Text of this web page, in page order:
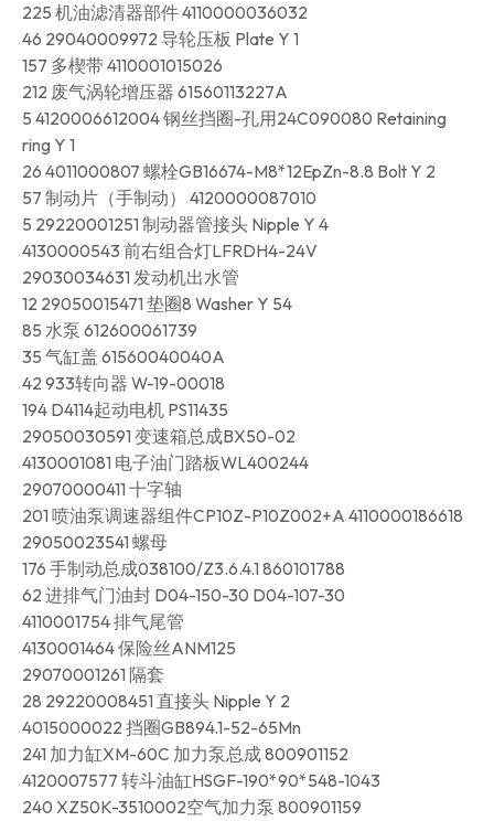
225 机油滤清器部件 4110000036032
46 29040009972 导轮压板 Plate Y 1
157 多楔带 4110001015026
212 废气涡轮增压器 61560113227A
5 4120006612004 钢丝挡圈-孔用24C090080 Retaining
ring Y 1
26 4011000807 螺栓GB16674-M8*12EpZn-8.8 Bolt Y 2
57 制动片（手制动） 4120000087010
5 29220001251 制动器管接头 Nipple Y 4
4130000543 前右组合灯LFRDH4-24V
29030034631 发动机出水管
12 29050015471 垫圈8 Washer Y 54
85 水泵 612600061739
35 气缸盖 61560040040A
42 933转向器 W-19-00018
194 D4114起动电机 PS11435
29050030591 变速箱总成BX50-02
4130001081 电子油门踏板WL400244
29070000411 十字轴
201 喷油泵调速器组件CP10Z-P10Z002+A 4110000186618
29050023541 螺母
176 手制动总成038100/Z3.6.4.1 860101788
62 进排气门油封 D04-150-30 D04-107-30
4110001754 排气尾管
4130001464 保险丝ANM125
29070001261 隔套
28 29220008451 直接头 Nipple Y 2
4015000022 挡圈GB894.1-52-65Mn
241 加力缸XM-60C 加力泵总成 800901152
4120007577 转斗油缸HSGF-190*90*548-1043
240 XZ50K-3510002空气加力泵 800901159